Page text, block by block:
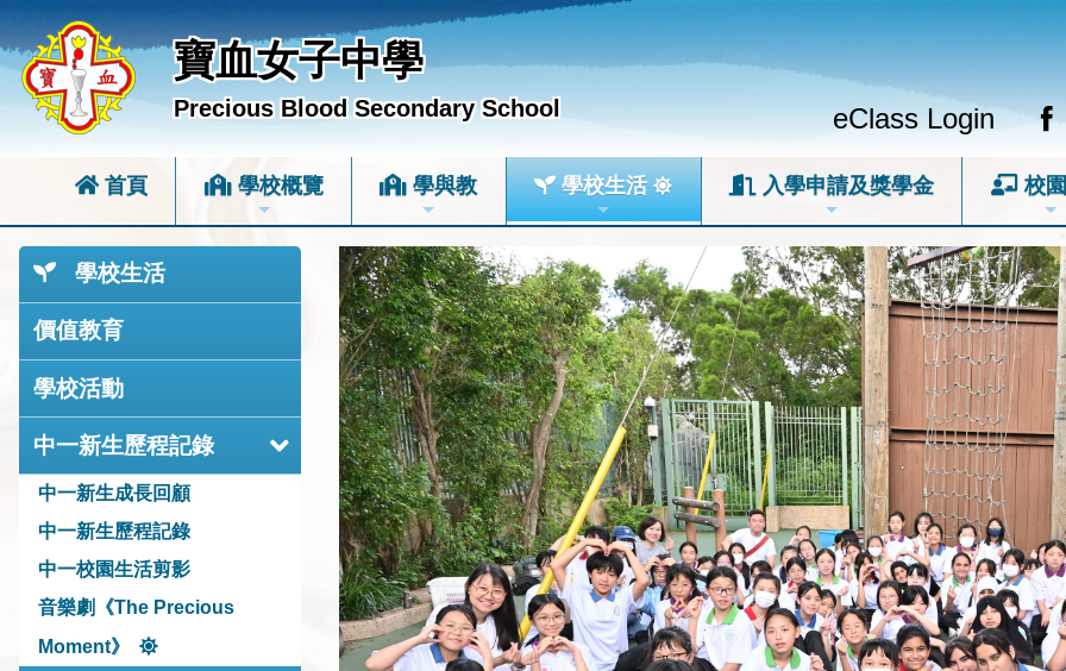
寶血女子中學
Precious Blood Secondary School eClass Login
首頁 學校概覽 學與教 學校生活 入學申請及獎學金 校
學校生活
價值教育
學校活動
中一新生歷程記錄
中一新生成長回顧
中一新生歷程記錄
中一校園生活剪影
音樂劇《The Precious
Moment》